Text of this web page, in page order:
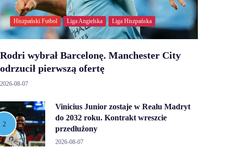
Hiszpański Futbol Liga Angielska Liga Hiszpańska
Rodri wybrał Barcelonę. Manchester City
odrzucił pierwszą ofertę
2026-08-07
Vinicius Junior zostaje w Realu Madryt
do 2032 roku. Kontrakt wreszcie
przedłużony
2026-08-07